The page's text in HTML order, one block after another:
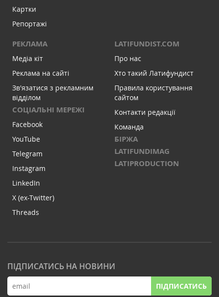
Картки
Репортажі
РЕКЛАМА
Медіа кіт
Реклама на сайті
Зв'язатися з рекламним
відділом
СОЦІАЛЬНІ МЕРЕЖІ
Facebook
YouTube
Telegram
Instagram
LinkedIn
X (ex-Twitter)
Threads
LATIFUNDIST.COM
Про нас
Хто такий Латифундист
Правила користування
сайтом
Контакти редакції
Команда
БІРЖА
LATIFUNDIMAG
LATIPRODUCTION
ПІДПИСАТИСЬ НА НОВИНИ
ПІДПИСАТИСЬ